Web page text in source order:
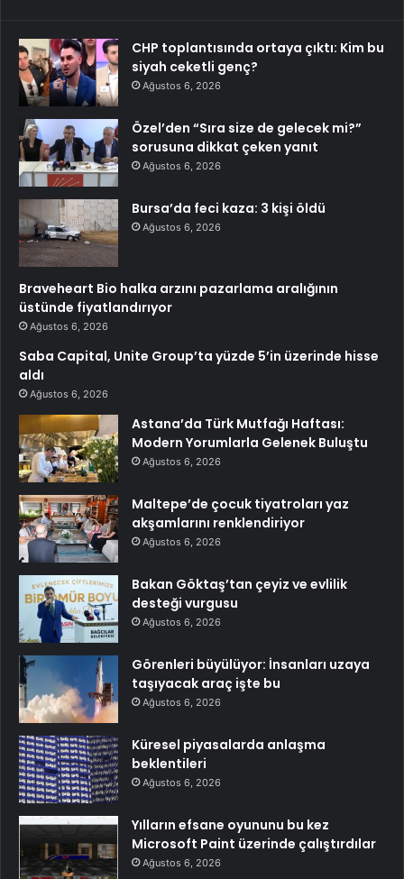
CHP toplantısında ortaya çıktı: Kim bu
siyah ceketli genç?
Ağustos 6, 2026
Özel’den “Sıra size de gelecek mi?”
sorusuna dikkat çeken yanıt
Ağustos 6, 2026
Bursa’da feci kaza: 3 kişi öldü
Ağustos 6, 2026
Braveheart Bio halka arzını pazarlama aralığının
üstünde fiyatlandırıyor
Ağustos 6, 2026
Saba Capital, Unite Group’ta yüzde 5’in üzerinde hisse
aldı
Ağustos 6, 2026
Astana’da Türk Mutfağı Haftası:
Modern Yorumlarla Gelenek Buluştu
Ağustos 6, 2026
Maltepe’de çocuk tiyatroları yaz
akşamlarını renklendiriyor
Ağustos 6, 2026
Bakan Göktaş’tan çeyiz ve evlilik
desteği vurgusu
Ağustos 6, 2026
Görenleri büyülüyor: İnsanları uzaya
taşıyacak araç işte bu
Ağustos 6, 2026
Küresel piyasalarda anlaşma
beklentileri
Ağustos 6, 2026
Yılların efsane oyununu bu kez
Microsoft Paint üzerinde çalıştırdılar
Ağustos 6, 2026